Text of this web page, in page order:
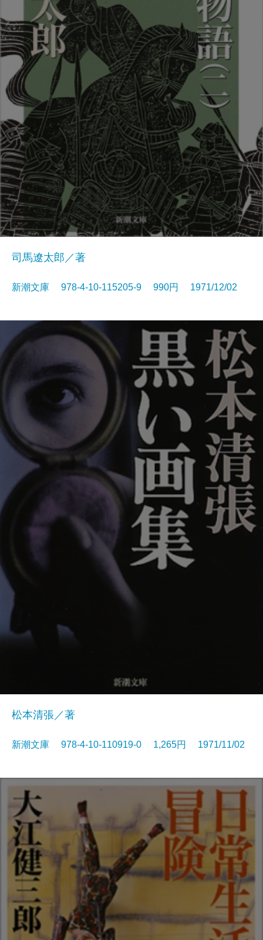
司馬遼太郎／著
新潮文庫 978-4-10-115205-9 990円 1971/12/02
松本清張／著
新潮文庫 978-4-10-110919-0 1,265円 1971/11/02